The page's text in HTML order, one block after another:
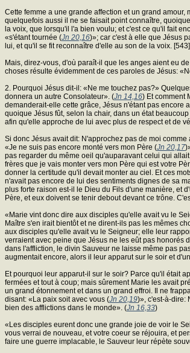
Cette femme a une grande affection et un grand
quelquefois aussi il ne se faisait point connaître,
la voix, que lorsqu'il l'a bien voulu; et c'est ce qu'il fait
«s'étant tournée (Jn 20,16)»; car c'est à elle que Jésus
lui, et qu'il se fit reconnaître d'elle au son de la voix.
Mais, direz-vous, d'où paraît-il que les anges aient eu
choses résulte évidemment de ces paroles de Jésus:
2. Pourquoi Jésus dit-il: «Ne me touchez pas?»
donnera un autre Consolateur». (Jn 14,16) Et comment
demanderait-elle cette grâce, Jésus n'étant pas encore
quoique Jésus fût, selon la chair, dans un état
afin qu'elle approche de lui avec plus de respect et de
Si donc Jésus avait dit: N'approchez pas de moi
«Je ne suis pas encore monté vers mon Père (Jn 20,17
pas regarder du même oeil qu'auparavant celui qui
frères que je vais monter vers mon Père qui est votre
donner la certitude qu'il devait monter au ciel. Et ces
n'avait pas encore de lui des sentiments dignes de sa
plus forte raison est-il le Dieu du Fils d'une manière, et
Père, et eux doivent se tenir debout devant ce trône.
«Marie vint donc dire aux disciples qu'elle avait vu le
Maître s'en irait bientôt et ne dirent-ils pas les mêmes
aux disciples qu'elle avait vu le Seigneur; elle leur
verraient avec peine que Jésus ne les eût pas honorés
dans l'affliction, le divin Sauveur ne laisse même pas
augmentait encore, alors il leur apparut sur le soir et
Et pourquoi leur apparut-il sur le soir? Parce qu'il était
fermées et tout à coup; mais sûrement Marie les avait
un grand étonnement et dans un grand effroi. Il ne
disant: «La paix soit avec vous (Jn 20,19)», c'est-à-dire:
bien des afflictions dans le monde». (Jn 16,33)
«Les disciples eurent donc une grande joie de voir le
vous verrai de nouveau, et votre coeur se réjouira, et
faire une guerre implacable, le Sauveur leur répète